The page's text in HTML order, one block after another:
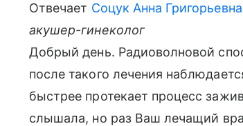
Отвечает Соцук Анна Григорьевна
акушер-гинеколог
Добрый день. Радиоволновой
после такого лечения
быстрее протекает процесс
слышала, но раз Ваш лечащий